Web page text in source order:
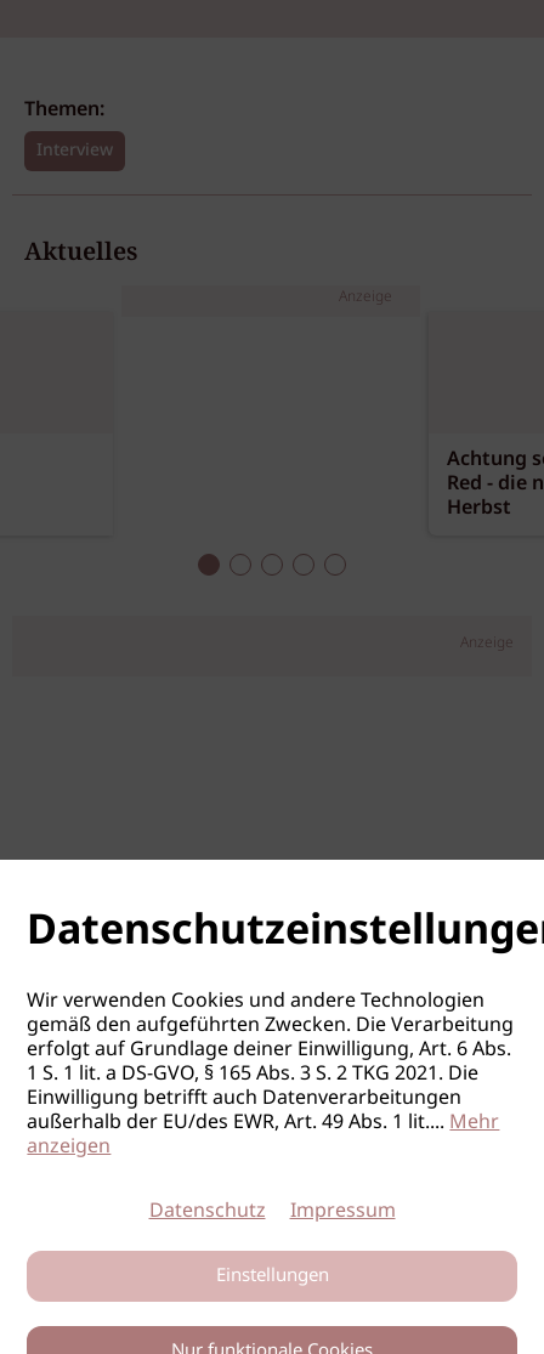
Themen:
Interview
Aktuelles
Anzeige
Achtung
Red - die
Herbst
Anzeige
Wir verwenden Cookies und andere Technologien
gemäß den aufgeführten Zwecken. Die Verarbeitung
erfolgt auf Grundlage deiner Einwilligung, Art. 6 Abs.
1 S. 1 lit. a DS-GVO, § 165 Abs. 3 S. 2 TKG 2021. Die
Einwilligung betrifft auch Datenverarbeitungen
außerhalb der EU/des EWR, Art. 49 Abs. 1 lit....Mehr
anzeigen
Datenschutz Impressum
Einstellungen